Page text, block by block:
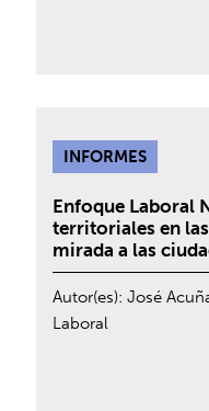
INFORMES
Enfoque Laboral
territoriales en
mirada a las
Autor(es):José
Laboral